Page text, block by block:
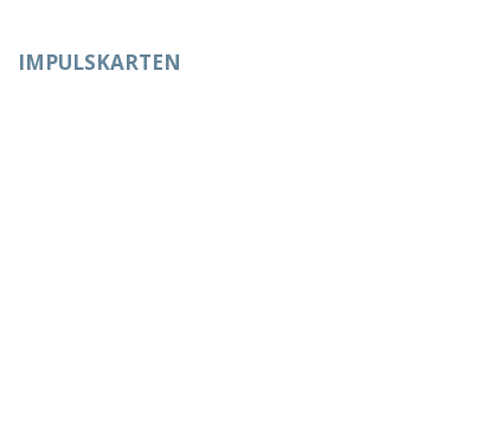
IMPULSKARTEN